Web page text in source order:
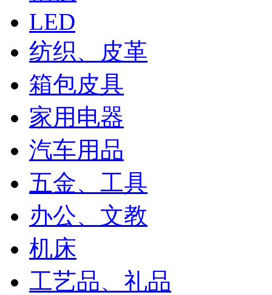
LED
纺织、皮革
箱包皮具
家用电器
汽车用品
五金、工具
办公、文教
机床
工艺品、礼品